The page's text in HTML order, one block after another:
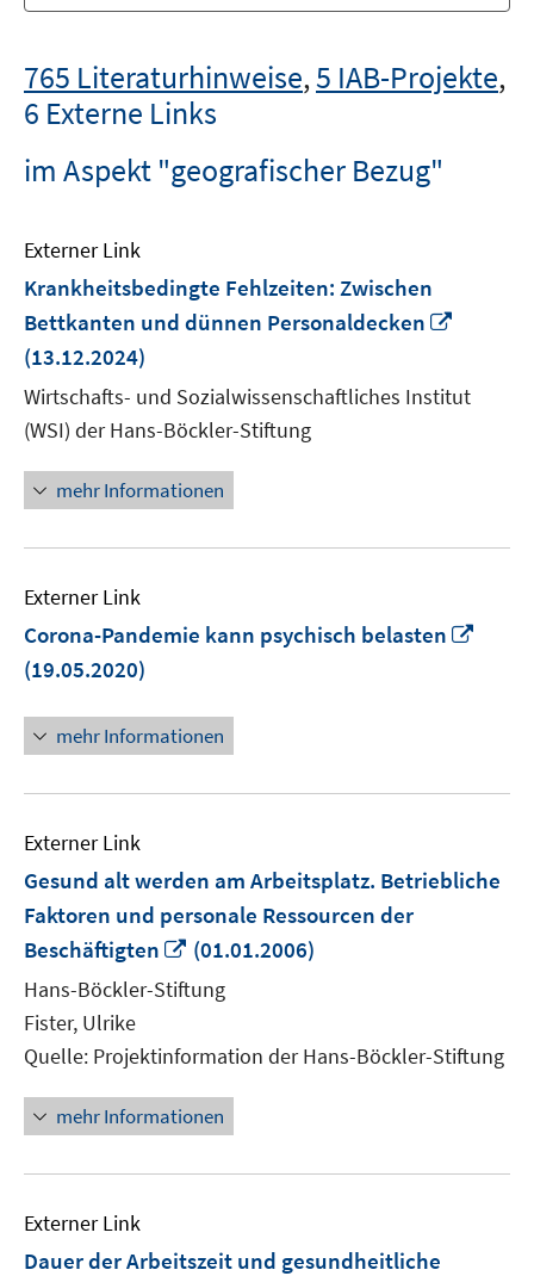
765 Literaturhinweise,5 IAB-Projekte,
6 Externe Links
im Aspekt "geografischer Bezug"
Externer Link
Krankheitsbedingte Fehlzeiten: Zwischen
Bettkanten und dünnen Personaldecken
öffnen
(13.12.2024)
Wirtschafts- und Sozialwissenschaftliches Institut
(WSI) der Hans-Böckler-Stiftung
mehr Informationen
Externer Link
Corona-Pandemie kann psychisch belasten
(19.05.2020)
mehr Informationen
Externer Link
Gesund alt werden am Arbeitsplatz. Betriebliche
Faktoren und personale Ressourcen der
Beschäftigten
In
Fenster
(01.01.2006)
Hans-Böckler-Stiftung
Fister, Ulrike
Quelle: Projektinformation der Hans-Böckler-Stiftung
mehr Informationen
Externer Link
Dauer der Arbeitszeit und gesundheitliche